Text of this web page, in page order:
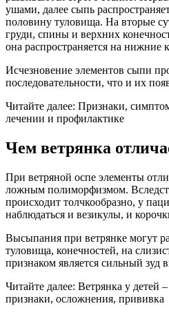
ушами, далее сыпь
половину туловища. На вторые
груди, спины и верхних
она распространяется на нижние
Исчезновение элементов сыпи
последовательности, что и их
Читайте далее: Признаки,
лечении и профилактике
Чем ветрянка
При ветряной оспе элементы
ложным полиморфизмом.
происходит толчкообразно, у
наблюдаться и везикулы, и
Высыпания при ветрянке могут
туловища, конечностей, на
признаком является сильный зуд
Читайте далее: Ветрянка у детей
признаки, осложнения, прививка